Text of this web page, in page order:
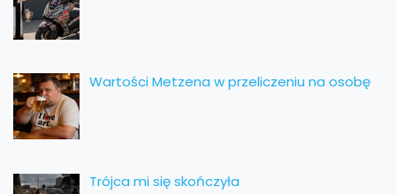
Wartości Metzena w przeliczeniu na osobę
Trójca mi się skończyła